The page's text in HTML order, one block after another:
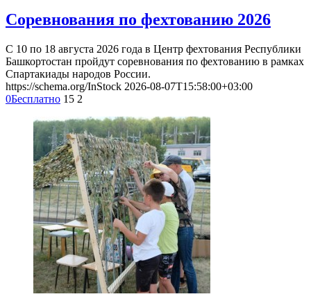
Соревнования по фехтованию 2026
С 10 по 18 августа 2026 года в Центр фехтования Республики
Башкортостан пройдут соревнования по фехтованию в рамках
Спартакиады народов России.
https://schema.org/InStock 2026-08-07T15:58:00+03:00
0Бесплатно 15 2